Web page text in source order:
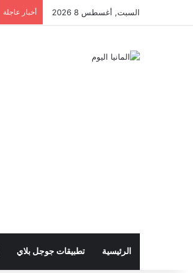
السبت, أغسطس 8 2026 أخبار عاجلة
الرئيسية تطبيقات جوجل بلاي